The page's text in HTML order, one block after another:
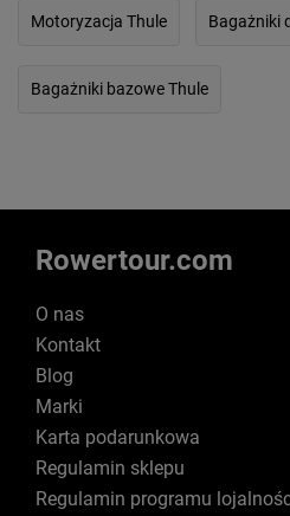
Motoryzacja Thule Bagażniki
Bagażniki bazowe Thule
Rowertour.com
O nas
Kontakt
Blog
Marki
Karta podarunkowa
Regulamin sklepu
Regulamin programu